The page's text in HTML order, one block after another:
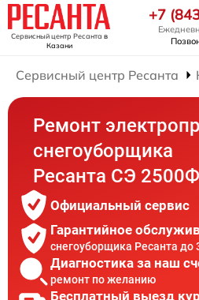
Сервисный центр Ресанта в
Казани
+7
Сервисный центр Ресанта
Ремонт
снегоуборщика
Ресанта СЭ 2500Ф
Официальный сервис
Гарантийное
снегоуборщика Ресанта до
Диагностика за наш
ремонт по желанию
Бесплатный выезд